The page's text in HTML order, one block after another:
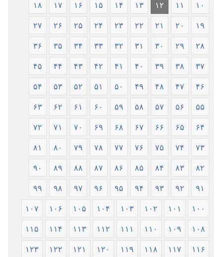
۱۰ ۱۱ ۱۲ ۱۳ ۱۴ ۱۵ ۱۶ ۱۷ ۱۸
۱۹ ۲۰ ۲۱ ۲۲ ۲۳ ۲۴ ۲۵ ۲۶ ۲۷
۲۸ ۲۹ ۳۰ ۳۱ ۳۲ ۳۳ ۳۴ ۳۵ ۳۶
۳۷ ۳۸ ۳۹ ۴۰ ۴۱ ۴۲ ۴۳ ۴۴ ۴۵
۴۶ ۴۷ ۴۸ ۴۹ ۵۰ ۵۱ ۵۲ ۵۳ ۵۴
۵۵ ۵۶ ۵۷ ۵۸ ۵۹ ۶۰ ۶۱ ۶۲ ۶۳
۶۴ ۶۵ ۶۶ ۶۷ ۶۸ ۶۹ ۷۰ ۷۱ ۷۲
۷۳ ۷۴ ۷۵ ۷۶ ۷۷ ۷۸ ۷۹ ۸۰ ۸۱
۸۲ ۸۳ ۸۴ ۸۵ ۸۶ ۸۷ ۸۸ ۸۹ ۹۰
۹۱ ۹۲ ۹۳ ۹۴ ۹۵ ۹۶ ۹۷ ۹۸ ۹۹
۱۰۰ ۱۰۱ ۱۰۲ ۱۰۳ ۱۰۴ ۱۰۵ ۱۰۶ ۱۰۷
۱۰۸ ۱۰۹ ۱۱۰ ۱۱۱ ۱۱۲ ۱۱۳ ۱۱۴ ۱۱۵
۱۱۶ ۱۱۷ ۱۱۸ ۱۱۹ ۱۲۰ ۱۲۱ ۱۲۲ ۱۲۳